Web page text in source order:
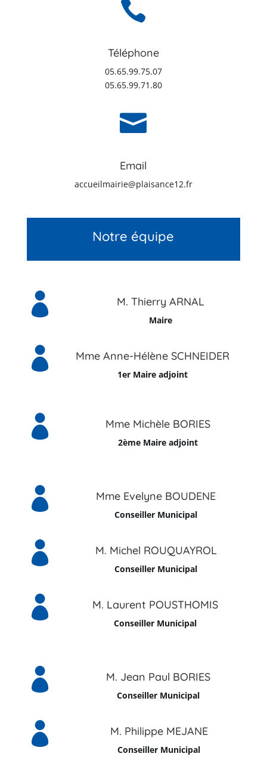

Téléphone
05.65.99.75.07
05.65.99.71.80

Email
accueilmairie@plaisance12.fr
Notre équipe
 M. Thierry ARNAL
Maire
 Mme Anne-Hélène SCHNEIDER
1er Maire adjoint
 Mme Michèle BORIES
2ème Maire adjoint
 Mme Evelyne BOUDENE
Conseiller Municipal
 M. Michel ROUQUAYROL
Conseiller Municipal
 M. Laurent POUSTHOMIS
Conseiller Municipal
 M. Jean Paul BORIES
Conseiller Municipal
 M. Philippe MEJANE
Conseiller Municipal